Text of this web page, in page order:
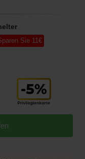
Sie 11€